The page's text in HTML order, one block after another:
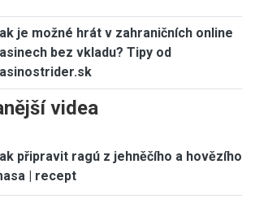
je možné hrát v zahraničních online
bez vkladu? Tipy od
videa
připravit ragú z jehněčího a hovězího
| recept